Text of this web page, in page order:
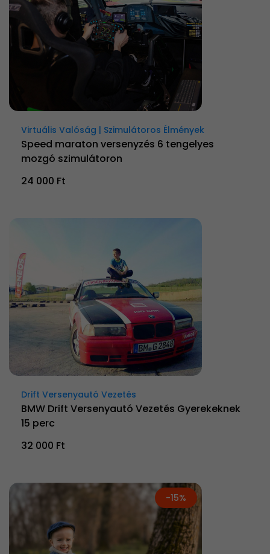
Virtuális Valóság | Szimulátoros Élmények
Speed maraton versenyzés 6 tengelyes
mozgó szimulátoron
24 000 Ft
Drift Versenyautó Vezetés
BMW Drift Versenyautó Vezetés Gyerekeknek
15 perc
32 000 Ft
-15%